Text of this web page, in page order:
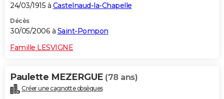
24/03/1915 à Castelnaud-la-Chapelle
Décès
30/05/2006 à Saint-Pompon
Famille LESVIGNE
Paulette MEZERGUE (78 ans)
Créer une cagnotte obsèques